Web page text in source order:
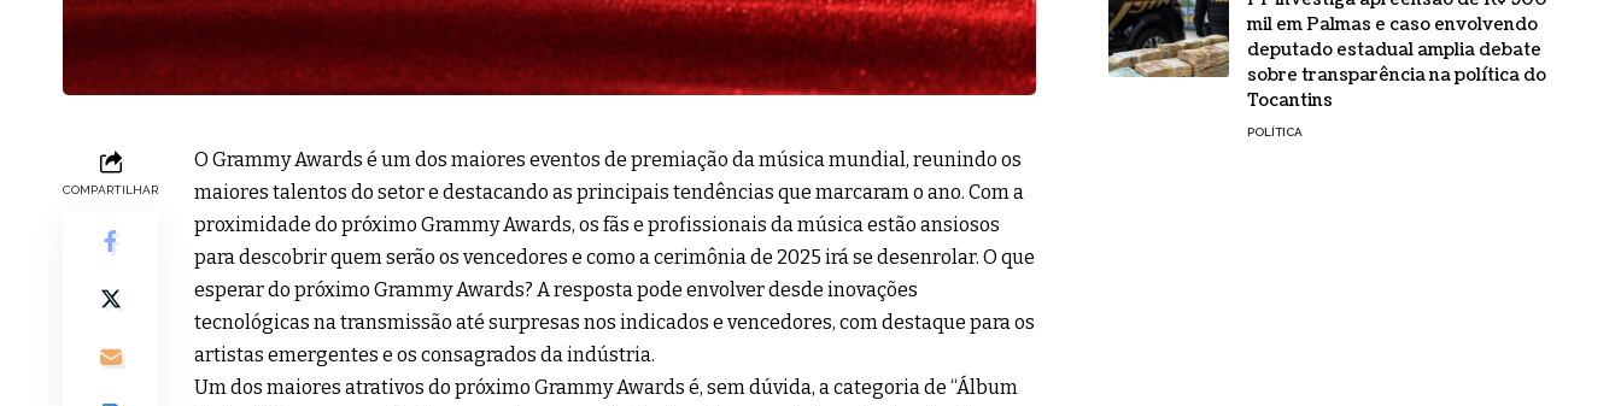
COMPARTILHAR
O Grammy Awards é um dos maiores eventos de premiação da música mundial, reunindo os
maiores talentos do setor e destacando as principais tendências que marcaram o ano. Com a
proximidade do próximo Grammy Awards, os fãs e profissionais da música estão ansiosos
para descobrir quem serão os vencedores e como a cerimônia de 2025 irá se desenrolar. O que
esperar do próximo Grammy Awards? A resposta pode envolver desde inovações
tecnológicas na transmissão até surpresas nos indicados e vencedores, com destaque para os
artistas emergentes e os consagrados da indústria.
Um dos maiores atrativos do próximo Grammy Awards é, sem dúvida, a categoria de “Álbum
mil em Palmas e caso envolvendo
deputado estadual amplia debate
sobre transparência na política do
Tocantins
POLÍTICA